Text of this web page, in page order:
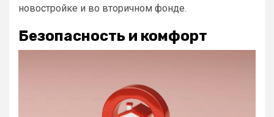
новостройке и во вторичном фонде.
Безопасность и комфорт